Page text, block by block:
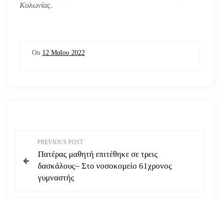
Κολωνίας.
On 12 Μαΐου 2022
λ
PREVIOUS POST
Πατέρας μαθητή επιτέθηκε σε τρεις
δασκάλους– Στο νοσοκομείο 61χρονος
γυμναστής